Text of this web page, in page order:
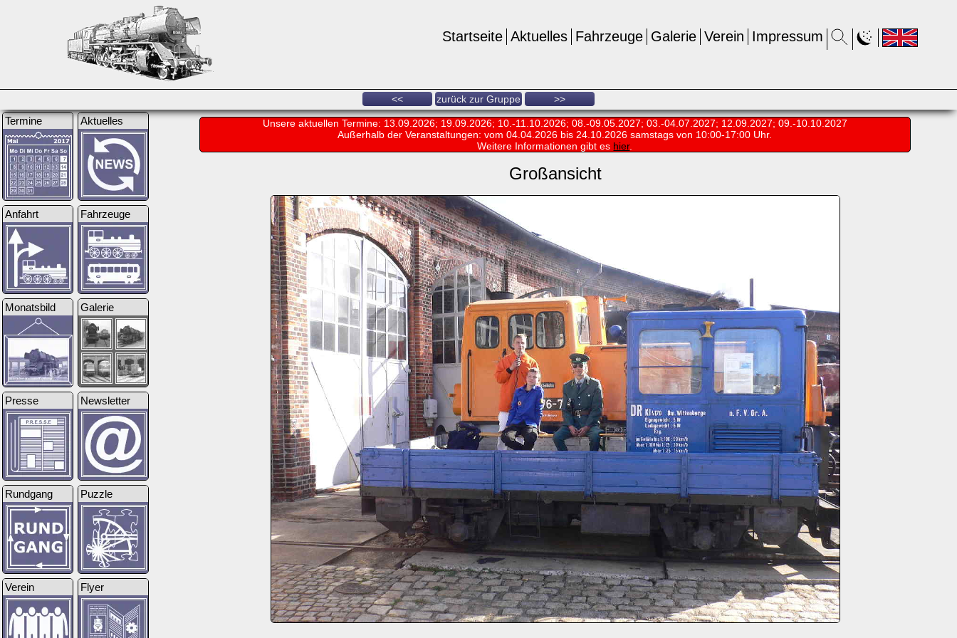
Impressum
Verein
Galerie
Fahrzeuge
Aktuelles
Startseite
<< zurück zur Gruppe >>
Termine Aktuelles
Anfahrt Fahrzeuge
Monatsbild Galerie
Presse Newsletter
Rundgang Puzzle
Verein Flyer
Unsere aktuellen Termine: 13.09.2026; 19.09.2026; 10.-11.10.2026; 08.-09.05.2027; 03.-04.07.2027; 12.09.2027; 09.-10.10.2027
Außerhalb der Veranstaltungen:vom 04.04.2026 bis 24.10.2026 samstags von 10:00-17:00 Uhr.
Weitere Informationen gibt es hier.
Großansicht